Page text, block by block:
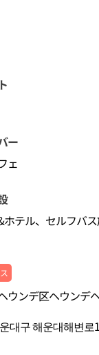
ー
ェ
ホテル、セルフバ
ウンデ区ヘウンデ
대구 해운대해변로